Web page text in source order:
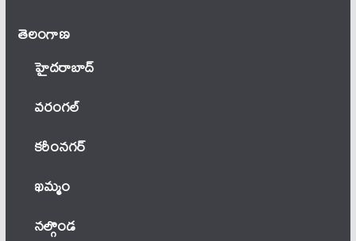
తెలంగాణ‌
హైదరాబాద్
వ‌రంగ‌ల్
కరీంనగర్
ఖ‌మ్మం
నల్గొండ